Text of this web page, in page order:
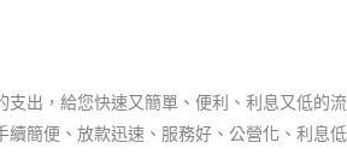
出，給您快速又簡單、便利、利息又低的
簡便、放款迅速、服務好、公營化、利息